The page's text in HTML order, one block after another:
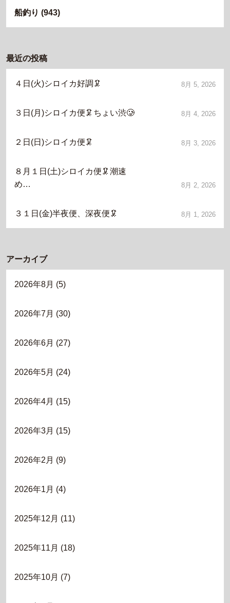
船釣り (943)
最近の投稿
４日(火)シロイカ好調🦑 8月 5, 2026
３日(月)シロイカ便🦑ちょい渋🥲 8月 4, 2026
２日(日)シロイカ便🦑 8月 3, 2026
８月１日(土)シロイカ便🦑潮速
め…
8月 2, 2026
３１日(金)半夜便、深夜便🦑 8月 1, 2026
アーカイブ
2026年8月 (5)
2026年7月 (30)
2026年6月 (27)
2026年5月 (24)
2026年4月 (15)
2026年3月 (15)
2026年2月 (9)
2026年1月 (4)
2025年12月 (11)
2025年11月 (18)
2025年10月 (7)